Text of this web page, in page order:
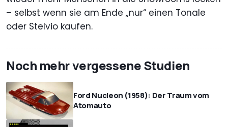
– selbst wenn sie am Ende „nur“ einen Tonale
oder Stelvio kaufen.
Noch mehr vergessene Studien
Ford Nucleon (1958): Der Traum vom
Atomauto